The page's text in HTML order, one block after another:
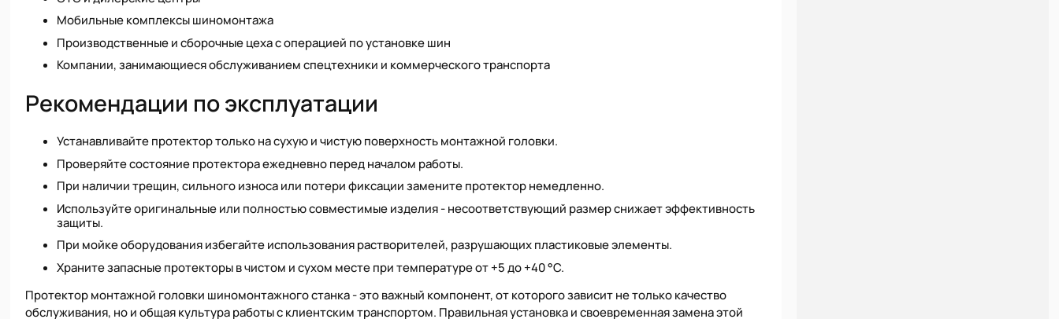
Мобильные комплексы шиномонтажа
Производственные и сборочные цеха с операцией по установке шин
Компании, занимающиеся обслуживанием спецтехники и коммерческого транспорта
Рекомендации по эксплуатации
Устанавливайте протектор только на сухую и чистую поверхность монтажной головки.
Проверяйте состояние протектора ежедневно перед началом работы.
При наличии трещин, сильного износа или потери фиксации замените протектор немедленно.
Используйте оригинальные или полностью совместимые изделия - несоответствующий размер снижает эффективность
защиты.
При мойке оборудования избегайте использования растворителей, разрушающих пластиковые элементы.
Храните запасные протекторы в чистом и сухом месте при температуре от +5 до +40 °C.
Протектор монтажной головки шиномонтажного станка - это важный компонент, от которого зависит не только качество
обслуживания, но и общая культура работы с клиентским транспортом. Правильная установка и своевременная замена этой